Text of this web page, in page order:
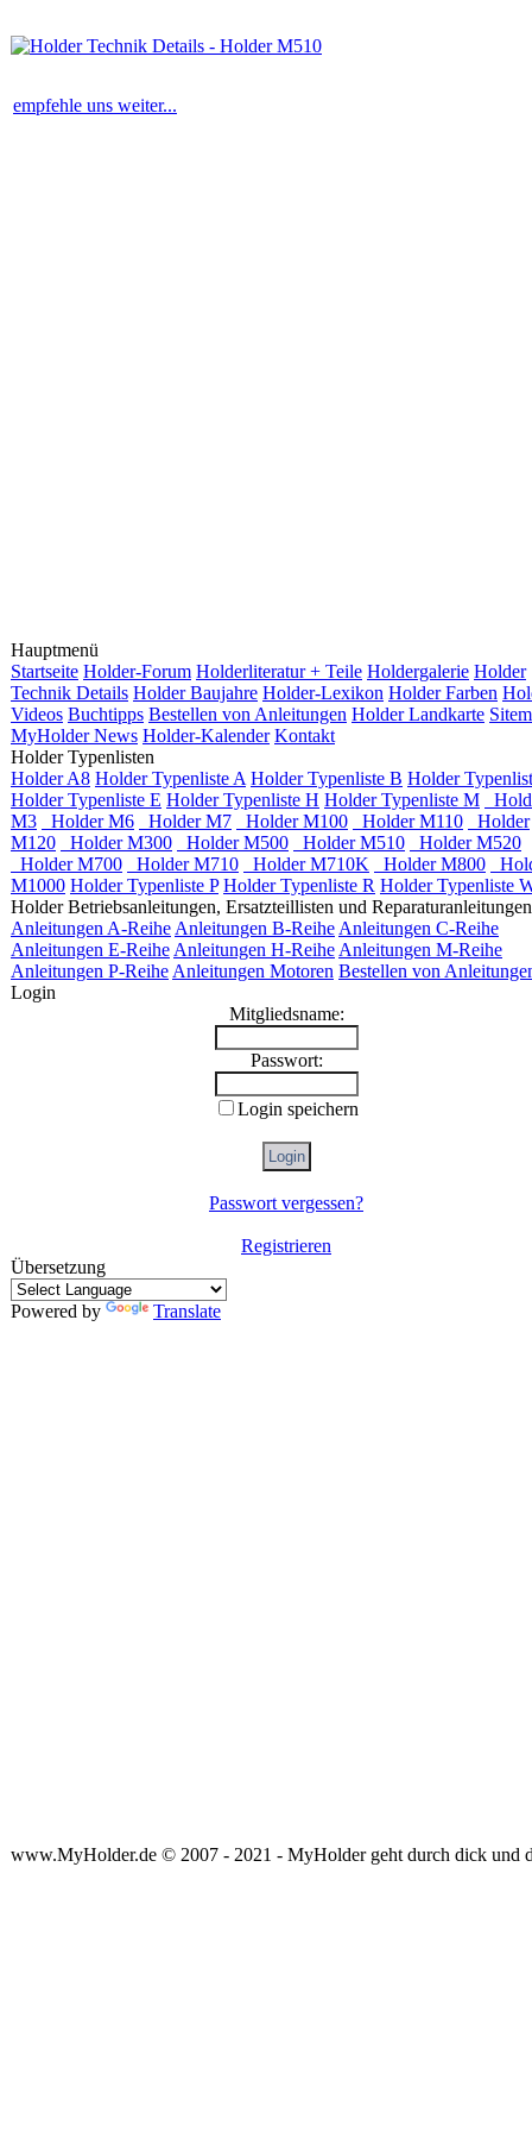
empfehle uns weiter...
Hauptmenü
Startseite Holder-Forum Holderliteratur + Teile Holdergalerie Holder
Technik Details Holder Baujahre Holder-Lexikon Holder Farben
Videos Buchtipps Bestellen von Anleitungen Holder Landkarte
MyHolder News Holder-Kalender Kontakt
Holder Typenlisten
Holder A8 Holder Typenliste A Holder Typenliste B Holder
Holder Typenliste E Holder Typenliste H Holder Typenliste M
M3
Holder M6 Holder M7 Holder M100 Holder M110
Holder
M120
Holder M300 Holder M500 Holder M510
Holder M520
Holder M700
Holder M710 Holder M710K Holder M800
M1000 Holder Typenliste P Holder Typenliste R Holder Typenliste
Holder Betriebsanleitungen, Ersatzteillisten und Reparaturanleitungen
Anleitungen A-Reihe Anleitungen B-Reihe Anleitungen C-Reihe
Anleitungen E-Reihe Anleitungen H-Reihe Anleitungen M-Reihe
Anleitungen P-Reihe Anleitungen Motoren Bestellen von
Login
Mitgliedsname:
Passwort:
Login speichern
Passwort vergessen?
Registrieren
Übersetzung
Powered by Translate
www.MyHolder.de © 2007 - 2021 - MyHolder geht durch dick und